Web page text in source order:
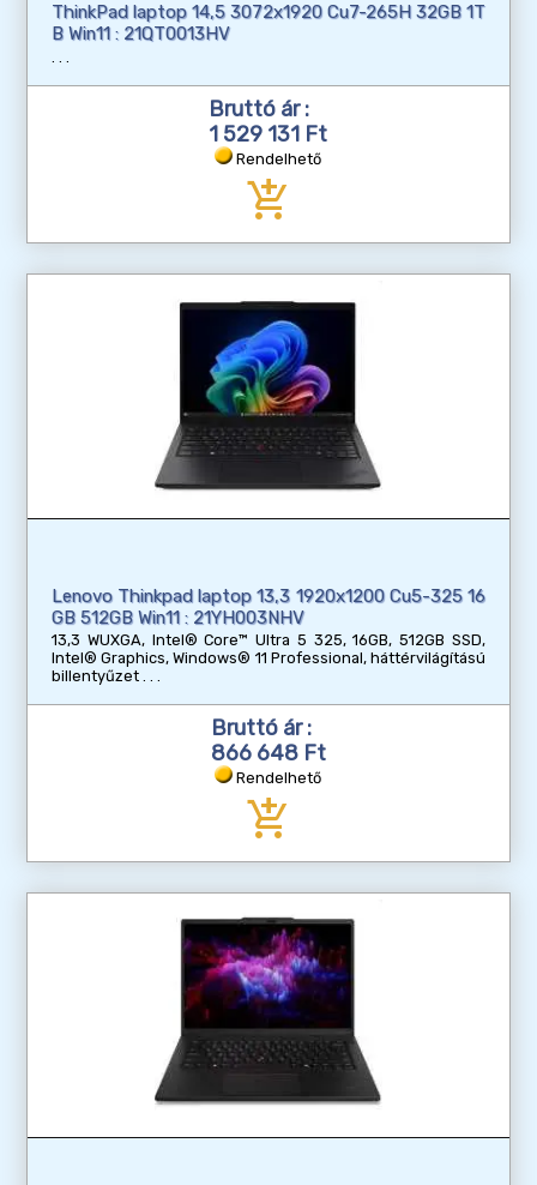
ThinkPad laptop 14,5 3072x1920 Cu7-265H 32GB 1T
B Win11 : 21QT0013HV
Bruttó ár :
1 529 131 Ft
Rendelhető
add_shopping_cart
Lenovo Thinkpad laptop 13,3 1920x1200 Cu5-325 16
GB 512GB Win11 : 21YH003NHV
13,3 WUXGA, Intel® Core™ Ultra 5 325, 16GB, 512GB SSD,
Intel® Graphics, Windows® 11 Professional, háttérvilágítású
billentyűzet
Bruttó ár :
866 648 Ft
Rendelhető
add_shopping_cart